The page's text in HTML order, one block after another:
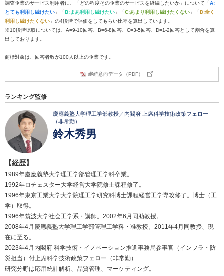
調査企業のサービス利用者に、「どの程度その企業のサービスを継続したいか」について「A:
とても利用し続けたい 」「B:まあ利用し続けたい 」「C:あまり利用し続けたくない 」「D:全く
利用し続けたくない 」の4段階で評価をしてもらい比率を算出しています。
※10段階聴取については、A=9-10回答、B=6-8回答、C=3-5回答、D=1-2回答として割合を算
出しております。
商標対象は、回答者数が100人以上の企業です。
継続意向データ（PDF）
ランキング監修
慶應義塾大学理工学部教授／内閣府 上席科学技術政策フェロー
（非常勤）
鈴木秀男
【経歴】
1989年慶應義塾大学理工学部管理工学科卒業。
1992年ロチェスター大学経営大学院修士課程修了。
1996年東京工業大学大学院理工学研究科博士課程経営工学専攻修了。博士（工
学）取得。
1996年筑波大学社会工学系・講師。2002年6月同助教授。
2008年4月慶應義塾大学理工学部管理工学科・准教授。2011年4月同教授、現
在に至る。
2023年4月内閣府 科学技術・イノベーション推進事務局参事官（インフラ・防
災担当）付上席科学技術政策フェロー（非常勤）
研究分野は応用統計解析、品質管理、マーケティング。